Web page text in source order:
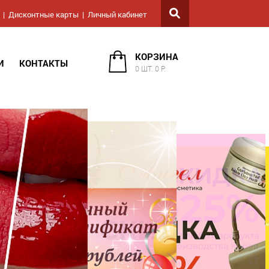
Дисконтные карты Личный кабинет
КОНТАКТЫ
КОРЗИНА
0 ШТ. 0 Р.